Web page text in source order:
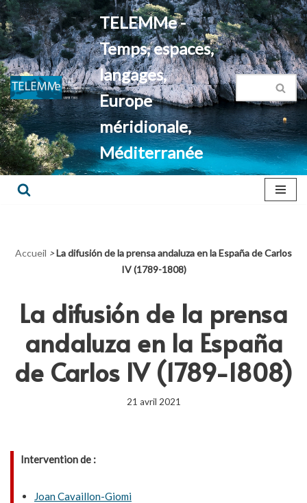
Aller
au
contenu
TELEMMe -
Temps, espaces,
langages,
Europe
méridionale,
Méditerranée
Accueil >La difusión de la prensa andaluza en la España de Carlos
IV (1789-1808)
La difusión de la prensa
andaluza en la España
de Carlos IV (1789-1808)
21 avril 2021
Intervention de :
Joan Cavaillon-Giomi